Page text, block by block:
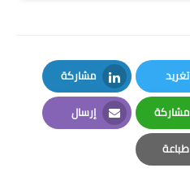
المرحلة المتوسطة
المرحلة الاعدادية
الجامعات
اخبار وقرارات وزارة التعليم
تغريد
Twitter
مشاركة
LinkedIn
مشاركة
Whatsapp
إرسال
Email
طباعة
Print